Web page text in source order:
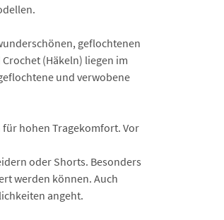
geflochtenen
(Häkeln) liegen im
und verwobene
hohen Tragekomfort. Vor
oder Shorts. Besonders
werden können. Auch
angeht.